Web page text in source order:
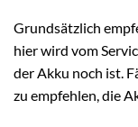
Grundsätzlich
hier wird vom
der Akku noch ist.
zu empfehlen, die